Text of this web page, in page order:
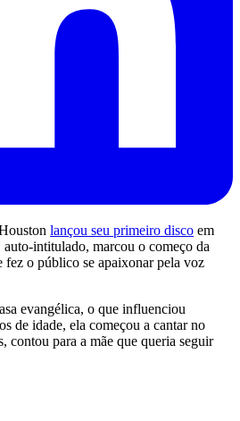
lançou seu primeiro disco em
intitulado, marcou o começo da
fez o público se apaixonar pela voz
evangélica, o que influenciou
de idade, ela começou a cantar no
contou para a mãe que queria seguir